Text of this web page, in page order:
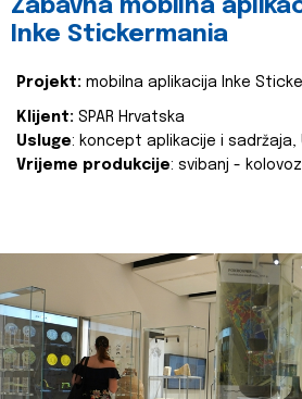
Zabavna mobilna
Inke Stickermania
Projekt: mobilna aplikacija Inke
Klijent: SPAR Hrvatska
Usluge: koncept aplikacije i sadržaja,
Vrijeme produkcije: svibanj - kolovoz